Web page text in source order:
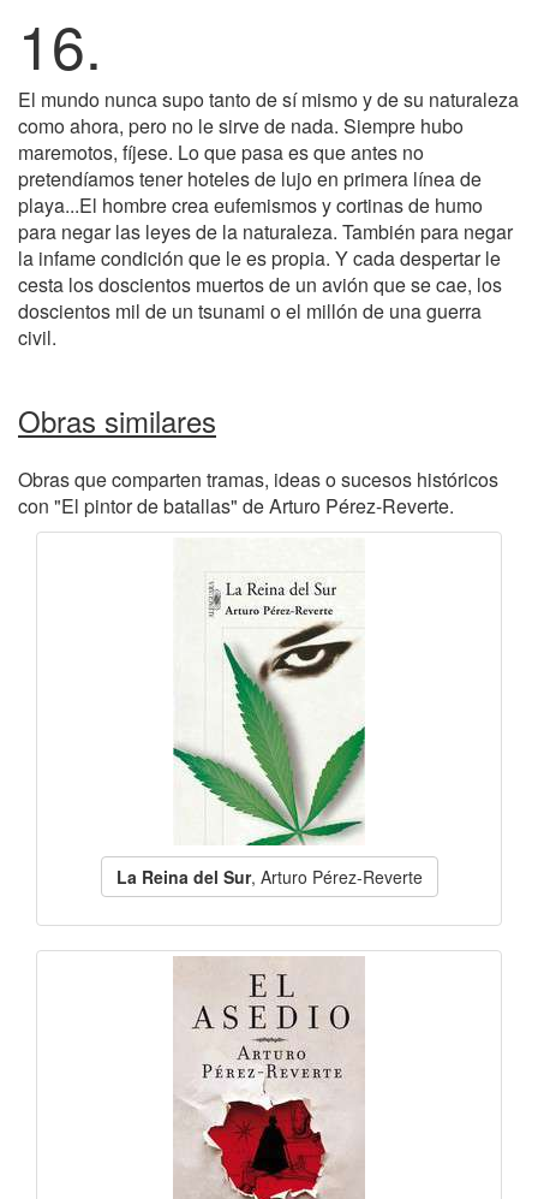
16.
El mundo nunca supo tanto de sí mismo y de su naturaleza
como ahora, pero no le sirve de nada. Siempre hubo
maremotos, fíjese. Lo que pasa es que antes no
pretendíamos tener hoteles de lujo en primera línea de
playa...El hombre crea eufemismos y cortinas de humo
para negar las leyes de la naturaleza. También para negar
la infame condición que le es propia. Y cada despertar le
cesta los doscientos muertos de un avión que se cae, los
doscientos mil de un tsunami o el millón de una guerra
civil.
Obras similares
Obras que comparten tramas, ideas o sucesos históricos
con "El pintor de batallas" de Arturo Pérez-Reverte.
La Reina del Sur, Arturo Pérez-Reverte